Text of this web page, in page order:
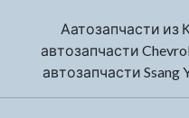
Аатозапчасти из
автозапчасти
автозапчасти Ssang